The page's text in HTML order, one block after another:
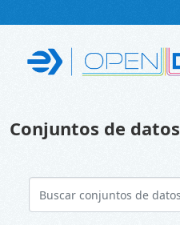
Conjuntos de datos